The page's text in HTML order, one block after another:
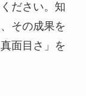
ださい。知
その成果を
面目さ」を